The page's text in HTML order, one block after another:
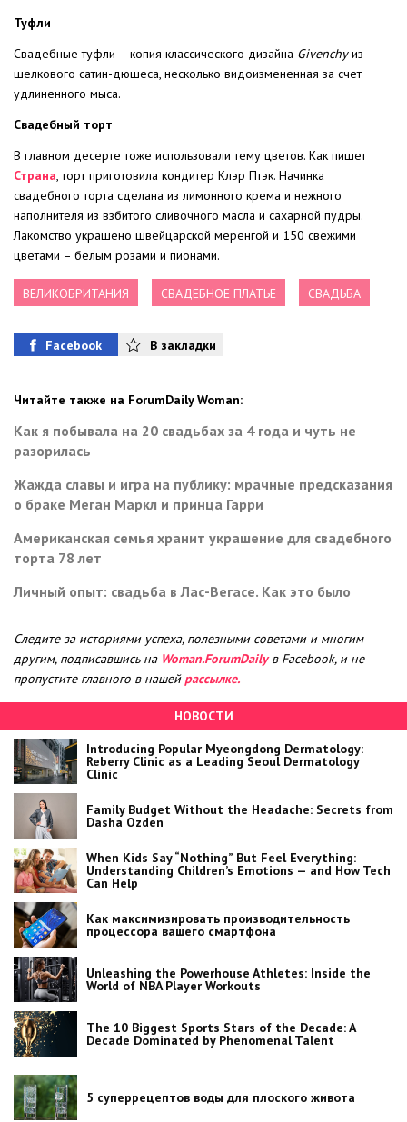
Туфли
Свадебные туфли – копия классического дизайна Givenchyиз
шелкового сатин-дюшеса, несколько видоизмененная за счет
удлиненного мыса.
Свадебный торт
В главном десерте тоже использовали тему цветов. Как пишет
Страна, торт приготовила кондитер Клэр Птэк. Начинка
свадебного торта сделана из лимонного крема и нежного
наполнителя из взбитого сливочного масла и сахарной пудры.
Лакомство украшено швейцарской меренгой и 150 свежими
цветами – белым розами и пионами.
ВЕЛИКОБРИТАНИЯ СВАДЕБНОЕ ПЛАТЬЕ СВАДЬБА
Facebook В закладки
Читайте также на ForumDaily Woman:
Как я побывала на 20 свадьбах за 4 года и чуть не
разорилась
Жажда славы и игра на публику: мрачные предсказания
о браке Меган Маркл и принца Гарри
Американская семья хранит украшение для свадебного
торта 78 лет
Личный опыт: свадьба в Лас-Вегасе. Как это было
Следите за историями успеха, полезными советами и многим
другим, подписавшись на Woman.ForumDailyв Facebook, и не
пропустите главного в нашей рассылке.
НОВОСТИ
Introducing Popular Myeongdong Dermatology:
Reberry Clinic as a Leading Seoul Dermatology
Clinic
Family Budget Without the Headache: Secrets from
Dasha Ozden
When Kids Say “Nothing” But Feel Everything:
Understanding Children’s Emotions — and How Tech
Can Help
Как максимизировать производительность
процессора вашего смартфона
Unleashing the Powerhouse Athletes: Inside the
World of NBA Player Workouts
The 10 Biggest Sports Stars of the Decade: A
Decade Dominated by Phenomenal Talent
5 суперрецептов воды для плоского живота